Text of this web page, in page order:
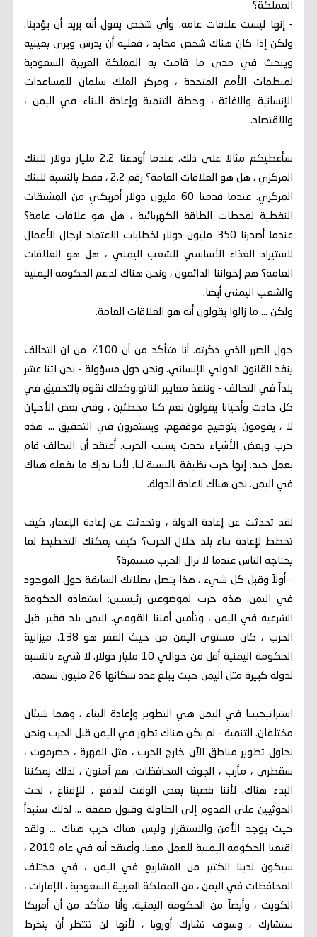
المملكة؟
- إنها ليست علاقات عامة. وأي شخص يقول أنه يريد أن يؤذينا.
ولكن إذا كان هناك شخص محايد ، فعليه أن يدرس ويرى بعينيه
ويبحث في مدى ما قامت به المملكة العربية السعودية
لمنظمات الأمم المتحدة ، ومركز الملك سلمان للمساعدات
الإنسانية والاغاثة ، وخطة التنمية وإعادة البناء في اليمن ،
والاقتصاد.
سأعطيكم مثالا على ذلك. عندما أودعنا 2.2 مليار دولار للبنك
المركزي ، هل هو العلاقات العامة؟ رقم 2.2 ، فقط بالنسبة للبنك
المركزي. عندما قدمنا ​​60 مليون دولار أمريكي من المشتقات
النفطية لمحطات الطاقة الكهربائية ، هل هو علاقات عامة؟
عندما أصدرنا 350 مليون دولار لخطابات الاعتماد لرجال الأعمال
لاستيراد الغذاء الأساسي للشعب اليمني ، هل هو العلاقات
العامة؟ هم إخواننا الدائمون ، ونحن هناك لدعم الحكومة اليمنية
والشعب اليمني أيضا.
ولكن ... ما زالوا يقولون أنه هو العلاقات العامة.
حول الضرر الذي ذكرته. أنا متأكد من أن 100٪ من ان التحالف
ينفذ القانون الدولي الإنساني. ونحن دول مسؤولة - نحن اثنا عشر
بلداً في التحالف - وننفذ معايير الناتو.وكذلك نقوم بالتحقيق في
كل حادث وأحيانا يقولون نعم كنا مخطئين ، وفي بعض الأحيان
لا ، يقومون بتوضيح موقفهم. ويستمرون في التحقيق ... هذه
حرب وبعض الأشياء تحدث بسبب الحرب. أعتقد أن التحالف قام
بعمل جيد. إنها حرب نظيفة بالنسبة لنا. لأننا ندرك ما نفعله هناك
في اليمن. نحن هناك لاعادة الدولة.
لقد تحدثت عن إعادة الدولة ، وتحدثت عن إعادة الإعمار. كيف
تخطط لإعادة بناء بلد خلال الحرب؟ كيف يمكنك التخطيط لما
يحتاجه الناس عندما لا تزال الحرب مستمرة؟
- أولاً وقبل كل شيء ، هذا يتصل بصلاتك السابقة حول الموجود
في اليمن. هذه حرب لموضوعين رئيسيين: استعادة الحكومة
الشرعية في اليمن ، وتأمين أمننا القومي. اليمن بلد فقير. قبل
الحرب ، كان مستوى اليمن من حيث الفقر هو 138. ميزانية
الحكومة اليمنية أقل من حوالي 10 مليار دولار. لا شيء بالنسبة
لدولة كبيرة مثل اليمن حيث يبلغ عدد سكانها 26 مليون نسمة.
استراتيجيتنا في اليمن هي التطوير وإعادة البناء ، وهما شيئان
مختلفان. التنمية - لم يكن هناك تطور في اليمن قبل الحرب ونحن
نحاول تطوير مناطق الآن خارج الحرب ، مثل المهرة ، حضرموت ،
سقطرى ، مأرب ، الجوف المحافظات. هم آمنون ، لذلك يمكننا
البدء هناك. لأننا قضينا بعض الوقت للدفع ، للإقناع ، لحث
الحوثيين على القدوم إلى الطاولة وقبول صفقة ... لذلك سنبدأ
حيث يوجد الأمن والاستقرار وليس هناك حرب هناك ... ولقد
اقنعنا الحكومة اليمنية للعمل معنا. وأعتقد أنه في عام 2019 ،
سيكون لدينا الكثير من المشاريع في اليمن ، في مختلف
المحافظات في اليمن ، من المملكة العربية السعودية ، الإمارات ،
الكويت ، وأيضاً من الحكومة اليمنية. وأنا متأكد من أن أمريكا
ستشارك ، وسوف تشارك أوروبا ، لأنها لن تنتظر أن ينخرط